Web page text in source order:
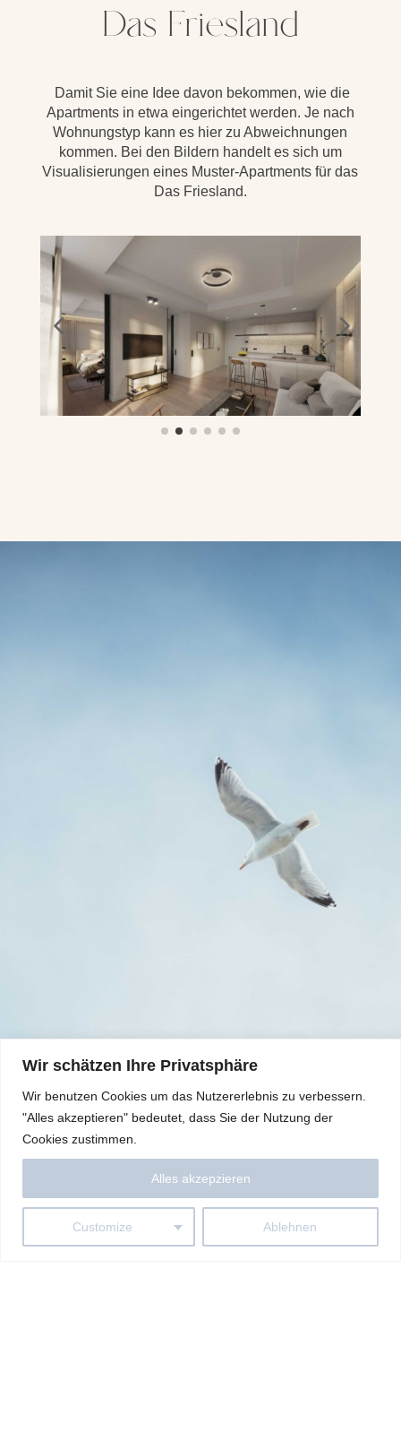
Wir schätzen Ihre Privatsphäre
Wir benutzen Cookies um das Nutzererlebnis zu verbessern.
"Alles akzeptieren" bedeutet, dass Sie der Nutzung der
Cookies zustimmen.
Customize Ablehnen
Alles akzepzieren
Das Friesland
Damit Sie eine Idee davon bekommen, wie die
Apartments in etwa eingerichtet werden. Je nach
Wohnungstyp kann es hier zu Abweichnungen
kommen. Bei den Bildern handelt es sich um
Visualisierungen eines Muster-Apartments für das
Das Friesland.